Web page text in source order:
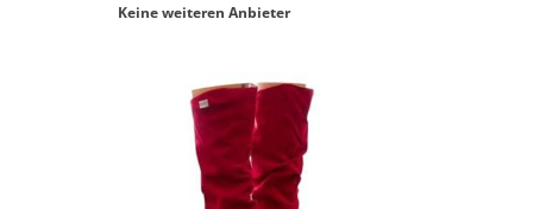
Keine weiteren Anbieter